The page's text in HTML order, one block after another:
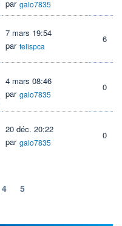
par galo7835
7 mars 19:54
par felispca
6
4 mars 08:46
par galo7835
0
20 déc. 20:22
par galo7835
0
4 5